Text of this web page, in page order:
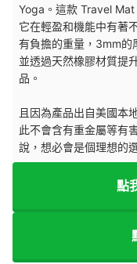
Yoga。這款 Travel Mat
它在輕盈和機能中有著
有負擔的重量，3mm的
並透過天然橡膠材質提
品。
且因為產品出自美國本
此不會含有重金屬等有
說，想必會是個理想的
點